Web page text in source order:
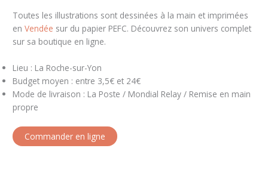
Toutes les illustrations sont dessinées à la main et imprimées
enVendée sur du papier PEFC. Découvrez son univers complet
sur sa boutique en ligne.
Lieu : La Roche-sur-Yon
Budget moyen : entre 3,5€ et 24€
Mode de livraison : La Poste / Mondial Relay / Remise en main
propre
Commander en ligne